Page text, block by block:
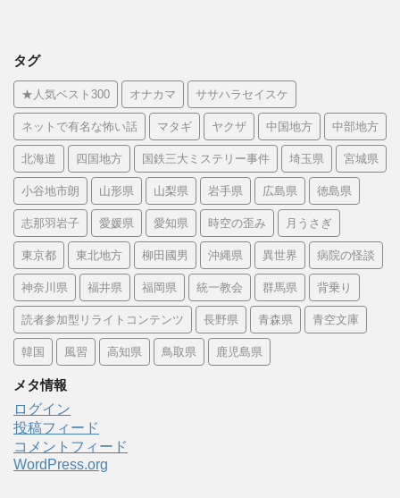
タグ
★人気ベスト300 オナカマ ササハラセイスケ
ネットで有名な怖い話 マタギ ヤクザ 中国地方 中部地方
北海道 四国地方 国鉄三大ミステリー事件 埼玉県 宮城県
小谷地市朗 山形県 山梨県 岩手県 広島県 徳島県
志那羽岩子 愛媛県 愛知県 時空の歪み 月うさぎ
東京都 東北地方 柳田國男 沖縄県 異世界 病院の怪談
神奈川県 福井県 福岡県 統一教会 群馬県 背乗り
読者参加型リライトコンテンツ 長野県 青森県 青空文庫
韓国 風習 高知県 鳥取県 鹿児島県
メタ情報
ログイン
投稿フィード
コメントフィード
WordPress.org